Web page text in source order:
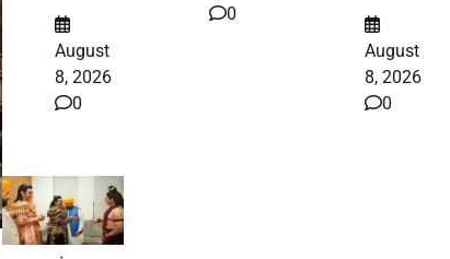
August
8, 2026
0
0
August
8, 2026
0